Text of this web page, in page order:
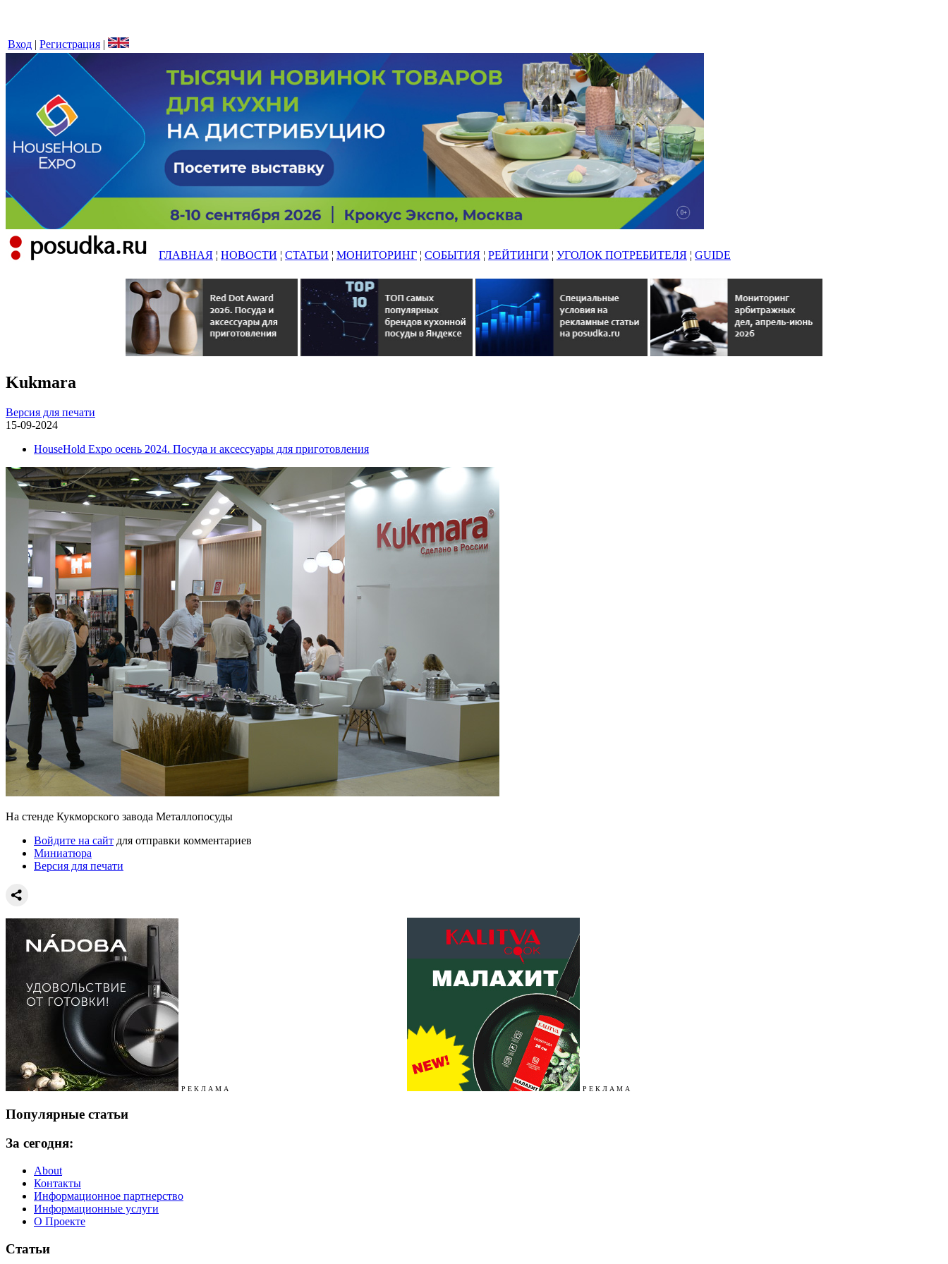
Вход | Регистрация |
ГЛАВНАЯ ¦ НОВОСТИ ¦ СТАТЬИ ¦ МОНИТОРИНГ ¦ СОБЫТИЯ ¦ РЕЙТИНГИ ¦ УГОЛОК ПОТРЕБИТЕЛЯ ¦ GUIDE
Kukmara
Версия для печати
15-09-2024
HouseHold Expo осень 2024. Посуда и аксессуары для приготовления
На стенде Кукморского завода Металлопосуды
Войдите на сайт для отправки комментариев
Миниатюра
Версия для печати
Р Е К Л А М А Р Е К Л А М А
Популярные статьи
За сегодня:
About
Контакты
Информационное партнерство
Информационные услуги
О Проекте
Статьи